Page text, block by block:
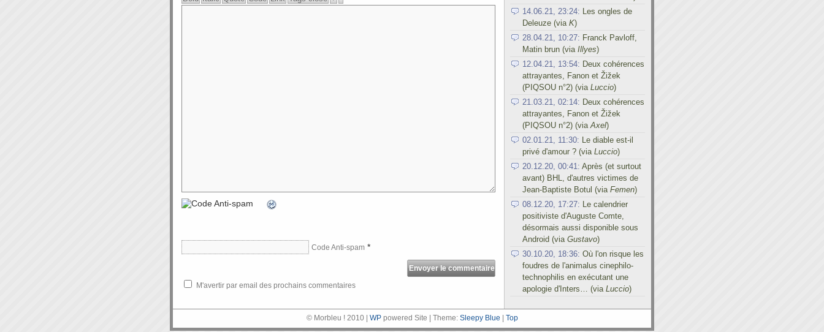
Code Anti-spam *
M'avertir par email des prochains commentaires
14.06.21, 23:24: Les ongles de
Deleuze (via K)
28.04.21, 10:27: Franck Pavloff,
Matin brun (via Illyes)
12.04.21, 13:54: Deux cohérences
attrayantes, Fanon et Žižek
(PIQSOU n°2) (via Luccio)
21.03.21, 02:14: Deux cohérences
attrayantes, Fanon et Žižek
(PIQSOU n°2) (via Axel)
02.01.21, 11:30: Le diable est-il
privé d'amour ? (via Luccio)
20.12.20, 00:41: Après (et surtout
avant) BHL, d'autres victimes de
Jean-Baptiste Botul (via Femen)
08.12.20, 17:27: Le calendrier
positiviste d'Auguste Comte,
désormais aussi disponible sous
Android (via Gustavo)
30.10.20, 18:36: Où l'on risque les
foudres de l'animalus cinephilo-
technophilis en exécutant une
apologie d'Inters… (via Luccio)
© Morbleu ! 2010 | WPpowered Site | Theme: Sleepy Blue | Top